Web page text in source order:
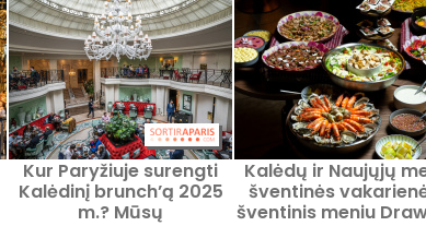
Kur Paryžiuje surengti
Kalėdinį brunch’ą 2025
m.? Mūsų
Kalėdų ir Naujųjų
šventinės
šventinis meniu